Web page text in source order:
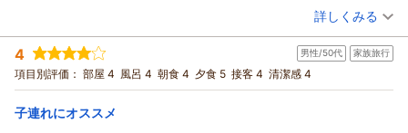
（投稿日：2026/06/17）
宿泊時期： 2026年06月宿泊 (夫婦旅行)
投稿者： 暮爺Fさん
宿泊プラン： 【当館人気No.1】古の源泉に癒され、季節の美味を堪能する特
選会席プラン◆グレードアップ◆お市の舞
和室 朝・夕
宿泊価格帯： 22,001～23,000円(大人一人あたり/税込)
詳しくみる
4 男性/50代 家族旅行
項目別評価： 部屋 4 風呂 4 朝食 4 夕食 5 接客 4 清潔感 4
子連れにオススメ